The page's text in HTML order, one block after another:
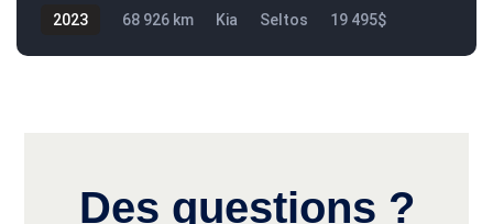
2023 68 926 km Kia Seltos 19 495$
Des questions ?